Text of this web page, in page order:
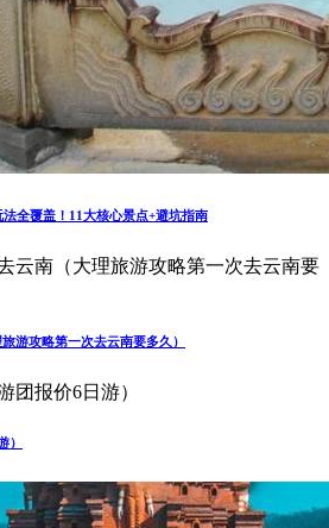
全覆盖！11大核心景点+避坑指南
游攻略第一次去云南要多久）
）